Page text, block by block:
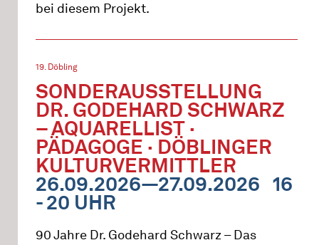
bei diesem Projekt.
19. Döbling
SONDERAUSSTELLUNG
DR. GODEHARD SCHWARZ
– AQUARELLIST ·
PÄDAGOGE · DÖBLINGER
KULTURVERMITTLER
26.09.2026—27.09.2026 16
- 20 UHR
90 Jahre Dr. Godehard Schwarz – Das